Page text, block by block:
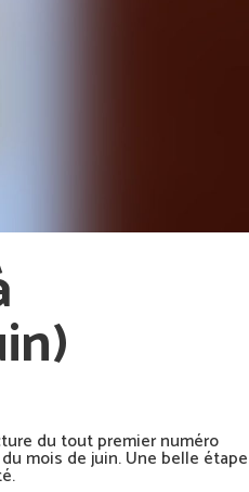
du tout premier numéro
mois de juin. Une belle étape